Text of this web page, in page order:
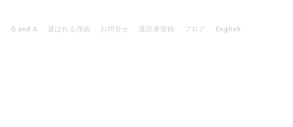
Q and A 選ばれる理由 お問合せ 通訳者登録 ブログ English